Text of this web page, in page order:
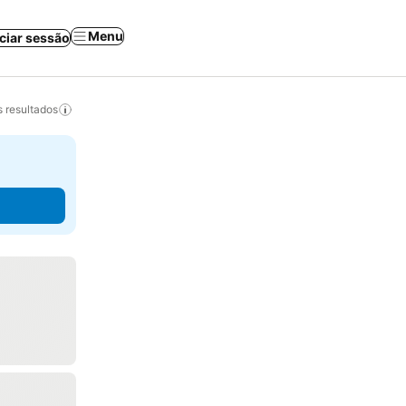
sessão Menu
resultados